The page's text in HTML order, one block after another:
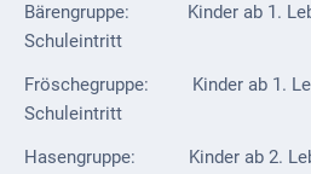
Veranstaltungen
Kultur &
Bärengruppe: Kinder ab 1.
Schuleintritt
Fröschegruppe: Kinder ab 1.
Schuleintritt
Hasengruppe: Kinder ab 2.